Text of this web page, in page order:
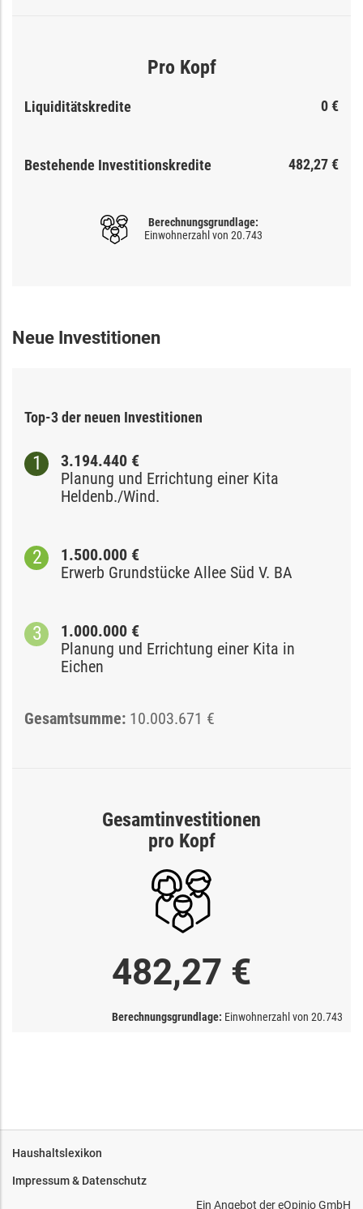
Pro Kopf
Liquiditätskredite 0 €
Bestehende Investitionskredite 482,27 €
Berechnungsgrundlage:
Einwohnerzahl von 20.743
Neue Investitionen
Top-3der neuen Investitionen
Gesamtsumme: 10.003.671 €
3.194.440 €
Planung und Errichtung einer Kita
Heldenb./Wind.
1.500.000 €
Erwerb Grundstücke Allee Süd V. BA
1.000.000 €
Planung und Errichtung einer Kita in
Eichen
Gesamtinvestitionen
pro Kopf
482,27 €
Berechnungsgrundlage: Einwohnerzahl von 20.743
Haushaltslexikon
Impressum & Datenschutz
Ein Angebot dereOpinio GmbH